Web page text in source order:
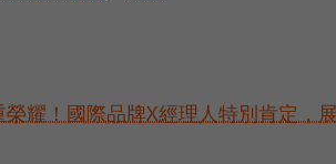
耀！國際品牌X經理人特別肯定，